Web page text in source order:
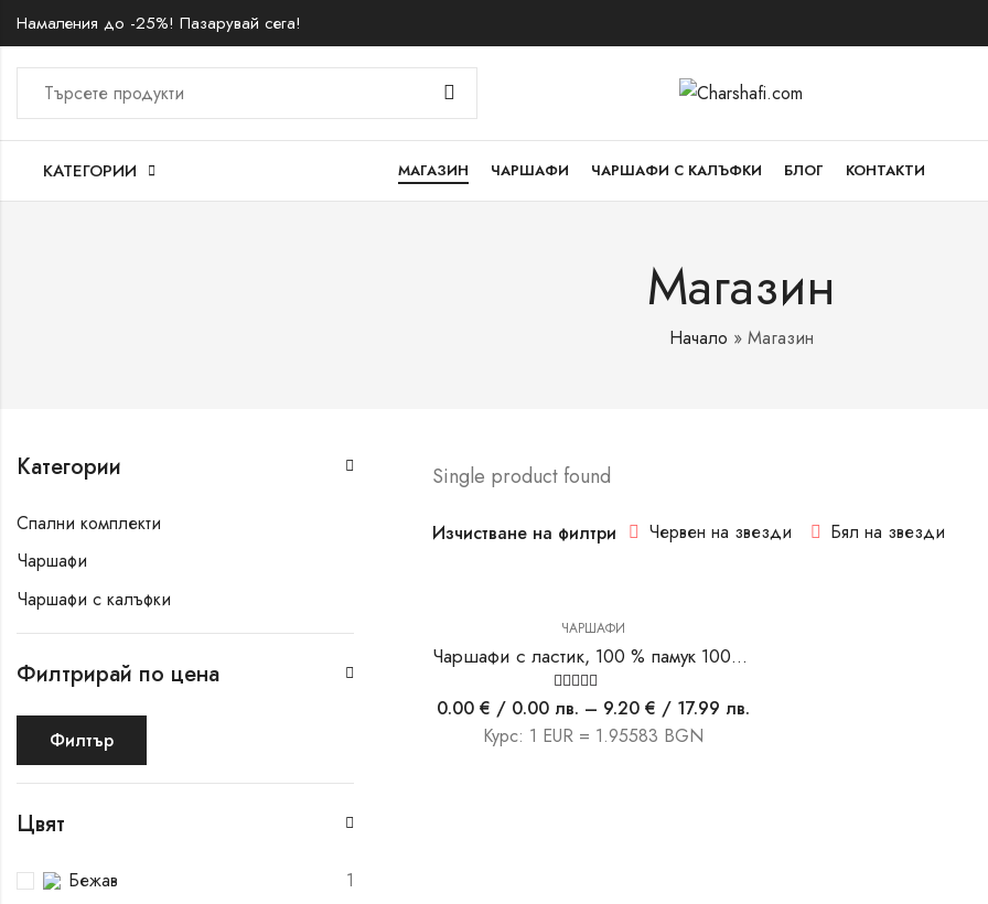
Намаления до -25%! Пазарувай сега!
КАТЕГОРИИ МАГАЗИН ЧАРШАФИ ЧАРШАФИ С КАЛЪФКИ БЛОГ КОНТАКТИ
Магазин
Начало » Магазин
Single product found
Изчистване на филтри Червен на звезди Бял на звезди
ЧАРШАФИ
Чаршафи с ластик, 100 % памук 100/200см
Оценено на
5.00от 5
0.00€ / 0.00 лв. – 9.20€ / 17.99 лв.
Курс: 1 EUR = 1.95583 BGN
Категории
Спални комплекти
Чаршафи
Чаршафи с калъфки
Филтрирай по цена
Филтър
Цвят
Бежав
1